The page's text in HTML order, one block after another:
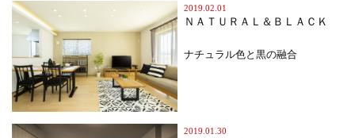
2019.02.01
ＮＡＴＵＲＡＬ＆ＢＬＡＣＫ
ナチュラル色と黒の融合
2019.01.30